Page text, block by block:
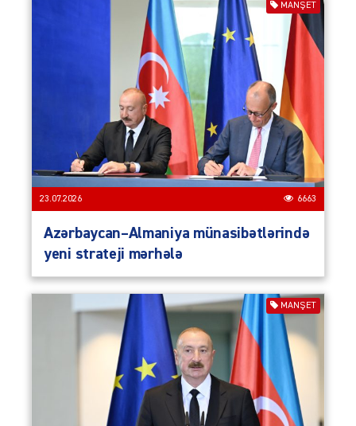
MANŞET
23.07.2026 6663
Azərbaycan–Almaniya münasibətlərində
yeni strateji mərhələ
MANŞET